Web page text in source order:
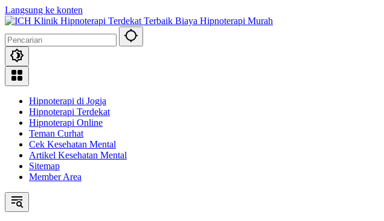
Langsung ke konten
Hipnoterapi di Jogja
Hipnoterapi Terdekat
Hipnoterapi Online
Teman Curhat
Cek Kesehatan Mental
Artikel Kesehatan Mental
Sitemap
Member Area